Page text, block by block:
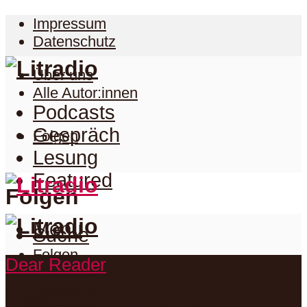
Impressum
Datenschutz
Über uns
Alle Autor:innen
Folgen
Folgen
Folgen
Facebook
Podcasts
Gespräch
Lesung
Featured
Menu
Suche
Podcasts
Dear Reader